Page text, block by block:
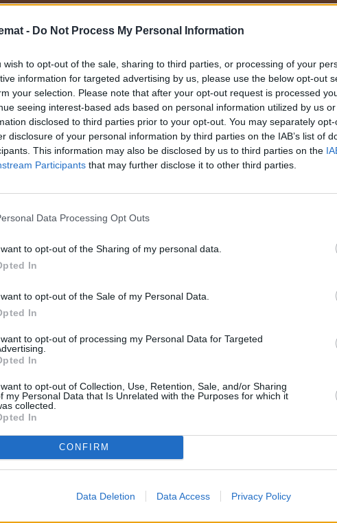
- Do Not Process My Personal Information
wish to opt-out of the sale, sharing to third parties, or processing of your
information for targeted advertising by us, please use the below opt-out
your selection. Please note that after your opt-out request is processed
seeing interest-based ads based on personal information utilized by us
disclosed to third parties prior to your opt-out. You may separately
disclosure of your personal information by third parties on the IAB’s list of
This information may also be disclosed by us to third parties on the
Participants that may further disclose it to other third parties.
Data Processing Opt Outs
to opt-out of the Sharing of my personal data.
In
to opt-out of the Sale of my Personal Data.
In
to opt-out of processing my Personal Data for Targeted
In
to opt-out of Collection, Use, Retention, Sale, and/or Sharing
my Personal Data that Is Unrelated with the Purposes for which it
collected.
In
CONFIRM
Data Deletion Data Access Privacy Policy
Ustaw naTemat jako preferowane medium w Google
po jego płomiennym, niemal godzinnym
wrogiem świata jest zbyt liberalna polityka
.